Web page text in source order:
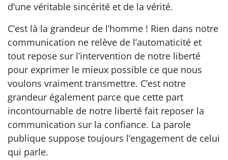
d’une véritable sincérité et de la vérité.
C’est là la grandeur de l’homme ! Rien dans notre
communication ne relève de l’automaticité et
tout repose sur l’intervention de notre liberté
pour exprimer le mieux possible ce que nous
voulons vraiment transmettre. C’est notre
grandeur également parce que cette part
incontournable de notre liberté fait reposer la
communication sur la confiance. La parole
publique suppose toujours l’engagement de celui
qui parle.